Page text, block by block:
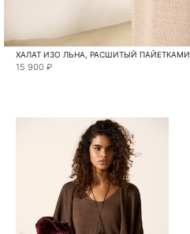
ХАЛАТ ИЗО ЛЬНА, РАСШИТЫЙ ПАЙЕТКАМИ
15 900 ₽